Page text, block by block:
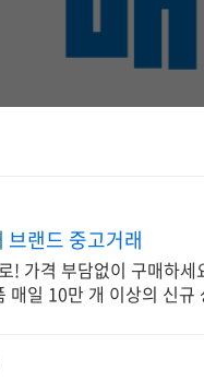
브랜드 중고거래
! 가격 부담없이 구매하세
매일 10만 개 이상의 신규